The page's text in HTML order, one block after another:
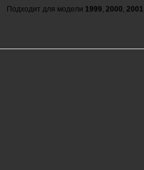
Подходит для модели 1999, 2000, 2001